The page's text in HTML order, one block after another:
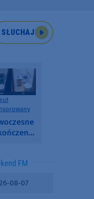
SŁUCHAJ
WPC i
FM
08-07